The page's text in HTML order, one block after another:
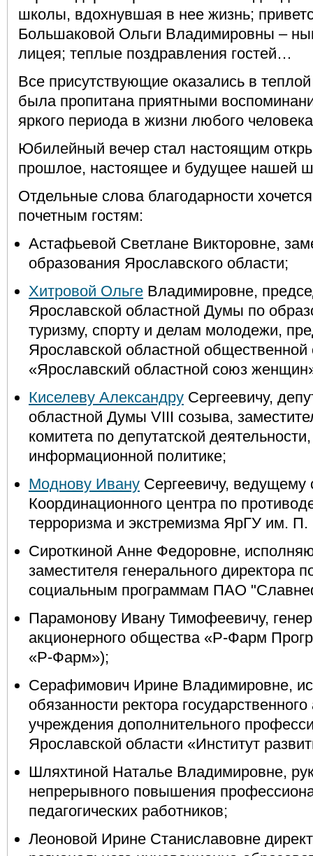
школы, вдохнувшая в нее жизнь;
Большаковой Ольги Владимировны –
лицея; теплые поздравления гостей…
Все присутствующие оказались в
была пропитана приятными
яркого периода в жизни любого
Юбилейный вечер стал настоящим
прошлое, настоящее и будущее нашей
Отдельные слова благодарности
почетным гостям:
Астафьевой Светлане Викторовне,
образования Ярославского области;
Хитровой Ольгe Владимировне,
Ярославской областной Думы по
туризму, спорту и делам молодежи,
Ярославской областной общественной
«Ярославский областной союз
Киселеву Александру Сергеевичу,
областной Думы VIII созыва,
комитета по депутатской
информационной политике;
Моднову Ивану Сергеевичу, ведущему
Координационного центра по
терроризма и экстремизма ЯрГУ им.
Сироткиной Анне Федоровне,
заместителя генерального директора
социальным программам ПАО
Парамонову Ивану Тимофеевичу,
акционерного общества «Р-Фарм
«Р-Фарм»);
Серафимович Ирине Владимировне,
обязанности ректора
учреждения дополнительного
Ярославской области «Институт
Шляхтиной Наталье Владимировне,
непрерывного повышения
педагогических работников;
Леоновой Ирине Станиславовне